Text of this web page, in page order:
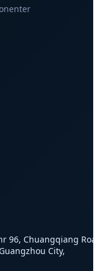
96, Chuangqiang
City,